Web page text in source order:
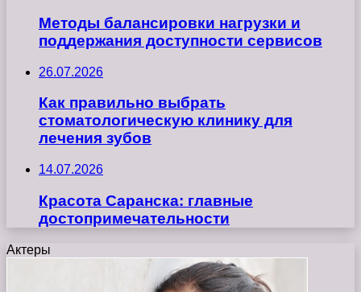
Методы балансировки нагрузки и
поддержания доступности сервисов
26.07.2026
Как правильно выбрать
стоматологическую клинику для
лечения зубов
14.07.2026
Красота Саранска: главные
достопримечательности
Актеры